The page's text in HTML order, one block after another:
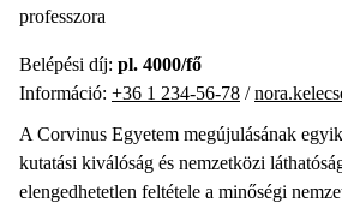
professzora
Belépési díj: pl. 4000/fő
Információ: +36 1 234-56-78 /
A Corvinus Egyetem megújulásának
kutatási kiválóság és nemzetközi
elengedhetetlen feltétele a minőségi